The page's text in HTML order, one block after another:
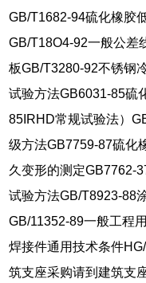
GB/T1682-94硫化橡
GB/T18O4-92一般公差
板GB/T3280-92不锈钢
试验方法GB6031-85硫
85IRHD常规试验法）
级方法GB7759-87硫化
久变形的测定GB7762-
试验方法GB/T8923-88
GB/11352-89一般工程
焊接件通用技术条件
筑支座采购请到建筑支